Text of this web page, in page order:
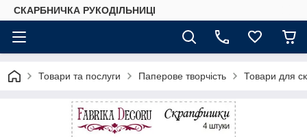
СКАРБНИЧКА РУКОДІЛЬНИЦІ
Товари та послуги Паперове творчість Товари для